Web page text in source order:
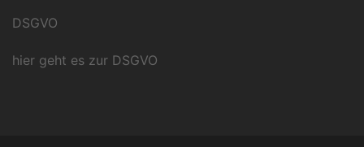
DSGVO
hier geht es zur DSGVO